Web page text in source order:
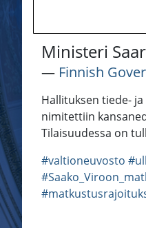
Ministeri
― Finnish
Hallituksen tiede-
nimitettiin
Tilaisuudessa on
#valtioneuvosto